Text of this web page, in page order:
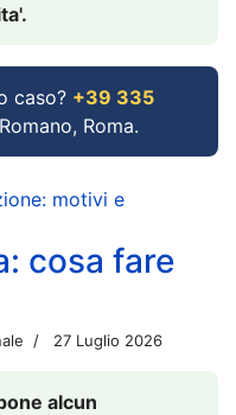
caso? +39 335
Roma.
motivi e
cosa fare
27 Luglio 2026
alcun